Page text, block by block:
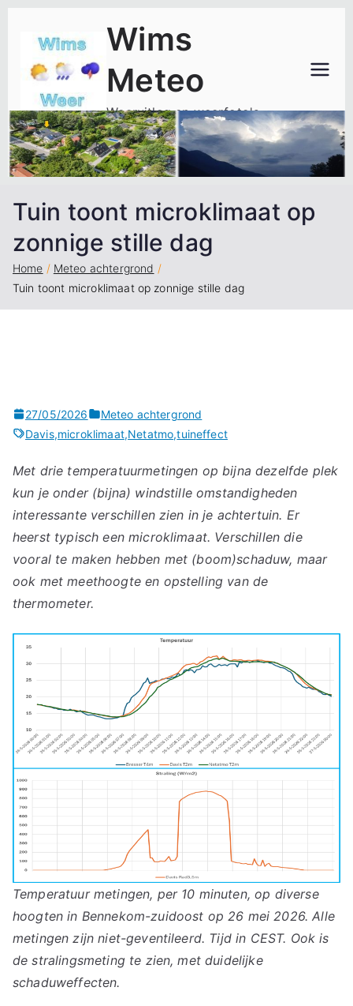
inhoud
Wims
Meteo
Weeruitleg en weerfoto's
Tuin toont microklimaat op
zonnige stille dag
Home
Meteo achtergrond
Tuin toont microklimaat op zonnige stille dag
27/05/2026
Meteo achtergrond
Davis,microklimaat,Netatmo,tuineffect
Met drie temperatuurmetingen op bijna dezelfde plek
kun je onder (bijna) windstille omstandigheden
interessante verschillen zien in je achtertuin. Er
heerst typisch een microklimaat. Verschillen die
vooral te maken hebben met (boom)schaduw, maar
ook met meethoogte en opstelling van de
thermometer.
Temperatuur metingen, per 10 minuten, op diverse
hoogten in Bennekom-zuidoost op 26 mei 2026. Alle
metingen zijn niet-geventileerd. Tijd in CEST. Ook is
de stralingsmeting te zien, met duidelijke
schaduweffecten.